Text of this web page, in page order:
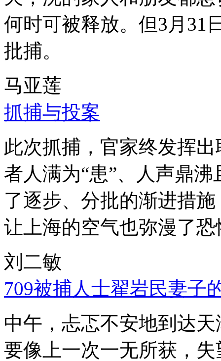
何时可被释放。但3月31
批捕。
马亚莲
抓捕与投案
此次抓捕，官家终发挥
者人满为“患”、人声鼎
了逐步、分批的渐进措
让上海的空气也弥漫了
刘二敏
709被捕人士翟岩民妻子
中午，忐忑不安地到达
要像上一次一无所获，